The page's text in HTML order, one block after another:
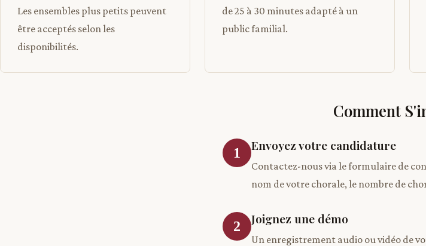
Les ensembles plus petits peuvent
être acceptés selon les
disponibilités.
de 25 à 30 minutes adapté à un
public familial.
Comment
1 Envoyez votre candidature
Contactez-nous via le formulaire de
nom de votre chorale, le nombre de
2 Joignez une démo
Un enregistrement audio ou vidéo de